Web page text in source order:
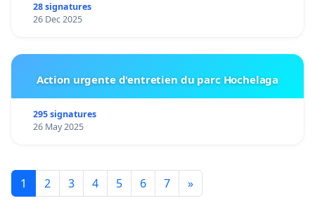
28 signatures
26 Dec 2025
Action urgente d'entretien du parc Hochelaga
295 signatures
26 May 2025
1 2 3 4 5 6 7 »